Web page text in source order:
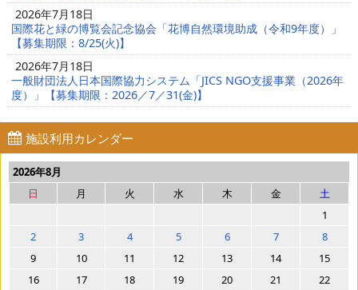
2026年7月18日
国際花と緑の博覧会記念協会「花博自然環境助成（令和9年度）」
【募集期限：8/25(火)】
2026年7月18日
一般財団法人日本国際協力システム「JICS NGO支援事業（2026年
度）」【募集期限：2026／7／31(金)】
施設利用カレンダー
2026年8月
日
月 火 水 木 金
土
1
2
3 4 5 6 7
8
9
10 11 12 13 14
15
16
17 18 19 20 21
22